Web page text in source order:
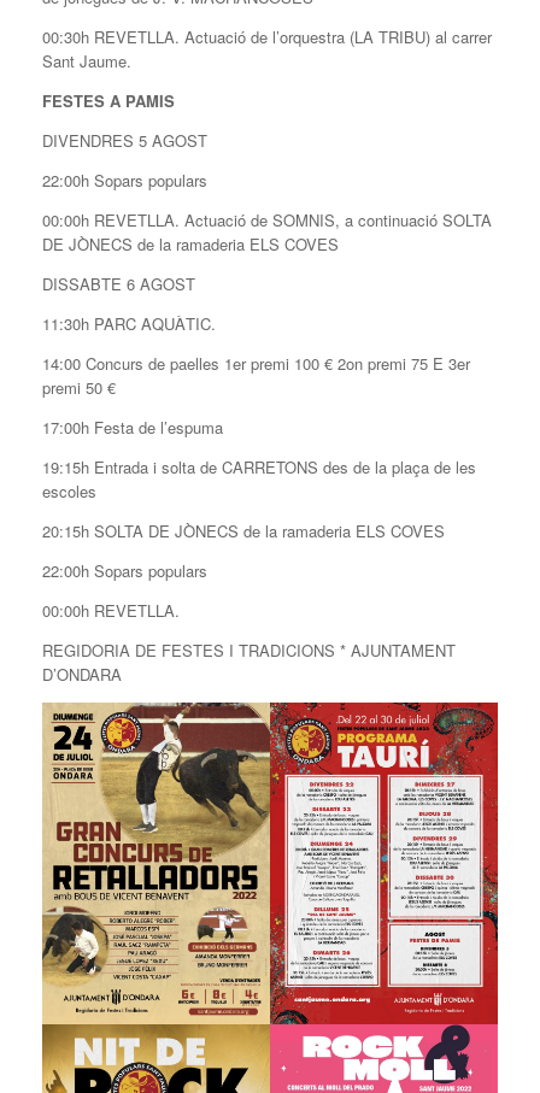
00:30h REVETLLA. Actuació de l’orquestra (LA TRIBU) al carrer
Sant Jaume.
FESTES A PAMIS
DIVENDRES 5 AGOST
22:00h Sopars populars
00:00h REVETLLA. Actuació de SOMNIS, a continuació SOLTA
DE JÒNECS de la ramaderia ELS COVES
DISSABTE 6 AGOST
11:30h PARC AQUÀTIC.
14:00 Concurs de paelles 1er premi 100 € 2on premi 75 E 3er
premi 50 €
17:00h Festa de l’espuma
19:15h Entrada i solta de CARRETONS des de la plaça de les
escoles
20:15h SOLTA DE JÒNECS de la ramaderia ELS COVES
22:00h Sopars populars
00:00h REVETLLA.
REGIDORIA DE FESTES I TRADICIONS * AJUNTAMENT
D’ONDARA